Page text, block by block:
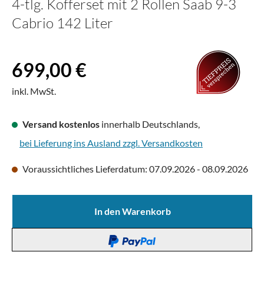
4-tlg. Kofferset mit 2 Rollen Saab 9-3
Cabrio 142 Liter
Regulärer Preis:
699,00 €
inkl. MwSt.
Versand kostenlos innerhalb Deutschlands,
bei Lieferung ins Ausland zzgl. Versandkosten
Voraussichtliches Lieferdatum: 07.09.2026 - 08.09.2026
In den Warenkorb